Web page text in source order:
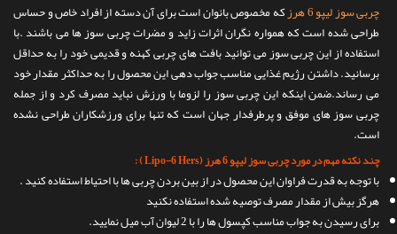
چربی سوز لیپو 6 هرز
که مخصوص بانوان است برای آن دسته از افراد خاص و حساس
طراحی شده است که همواره نگران اثرات زاید و مضرات چربی سوز ها می باشند .با
استفاده از این چربی سوز می توانید بافت های چربی کهنه و قدیمی خود را به حداقل
برسانید. داشتن رژیم غذایی مناسب جواب دهی این محصول را به حداکثر مقدار خود
می رساند.ضمن اینکه این چربی سوز را لزوما با ورزش نباید مصرف کرد و از جمله
چربی سوز های موفق و پرطرفدار جهان است که تنها برای ورزشکاران طراحی نشده
است.
چند نکته مهم در مورد چربی سوز لیپو 6 هرز (Lipo-6 Hers ) :
با توجه به قدرت فراوان این محصول در از بین بردن چربی ها با احتیاط استفاده کنید .
هرگز بیش از مقدار مصرف توصیه شده استفاده نکنید
برای رسیدن به جواب مناسب کپسول ها را با 2 لیوان آب میل نمایید.